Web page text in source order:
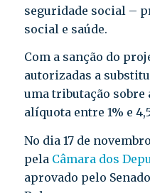
seguridade social –
social e saúde.
Com a sanção do
autorizadas a
uma tributação sobre
alíquota entre 1% e
No dia 17 de
pela Câmara dos
aprovado pelo